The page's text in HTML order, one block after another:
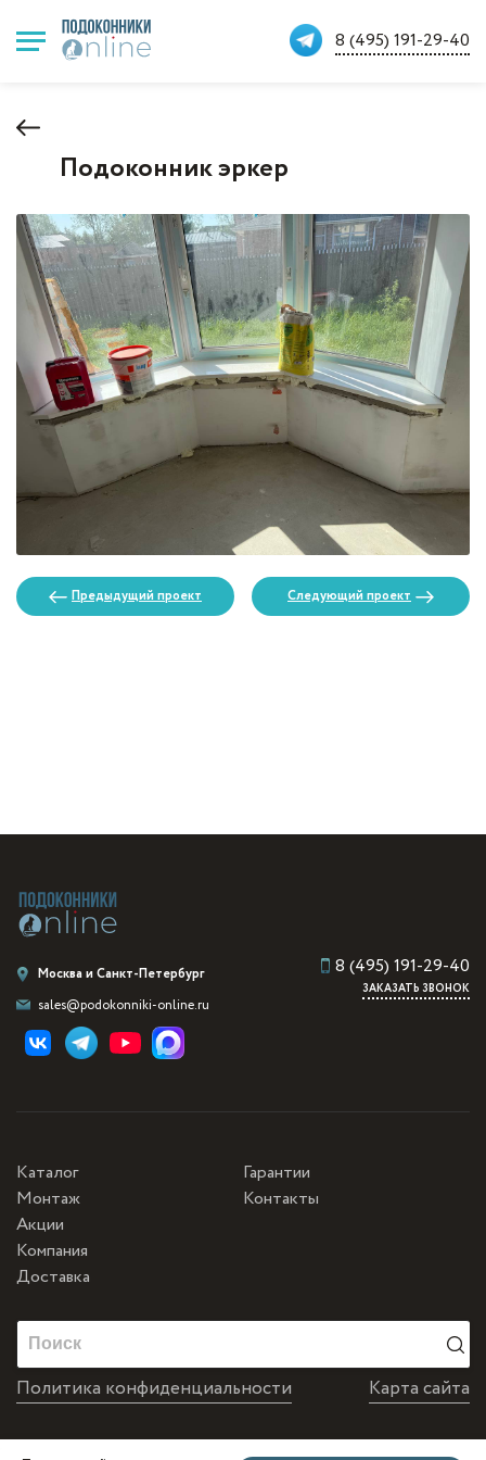
8 (495) 191-29-40
0
Подоконник эркер
Предыдущий проект Следующий проект
Москва и Санкт-Петербург
sales@podokonniki-online.ru
8 (495) 191-29-40
ЗАКАЗАТЬ ЗВОНОК
Каталог
Монтаж
Акции
Компания
Доставка
Гарантии
Контакты
Карта сайта
Политика конфиденциальности
Разработка и продвижение от Matus&Kvits